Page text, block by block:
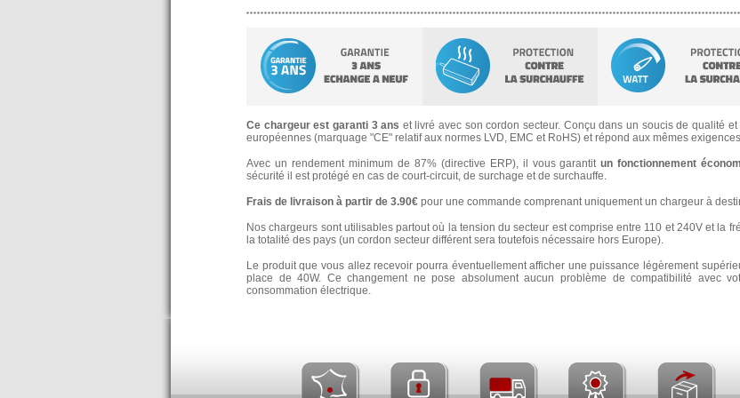
Ce chargeur est garanti 3 ans et livré avec son cordon secteur. Conçu dans un soucis de qualité
européennes (marquage "CE" relatif aux normes LVD, EMC et RoHS) et répond aux mêmes
Avec un rendement minimum de 87% (directive ERP), il vous garantitun fonctionnement
sécurité il est protégé en cas de court-circuit, de surchage et de surchauffe.
Frais de livraison à partir de 3.90€ pour une commande comprenant uniquement un chargeur à
Nos chargeurs sont utilisables partout où la tension du secteur est comprise entre 110 et 240V et la
la totalité des pays (un cordon secteur différent sera toutefois nécessaire hors Europe).
Le produit que vous allez recevoir pourra éventuellement afficher une puissance légèrement
place de 40W. Ce changement ne pose absolument aucun problème de compatibilité avec
consommation électrique.